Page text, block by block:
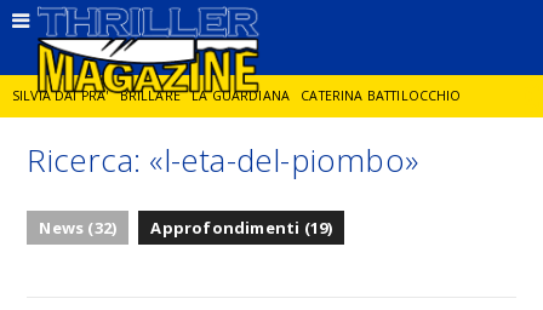
SILVIA DAI PRA' BRILLARE LA GUARDIANA CATERINA BATTILOCCHIO
JORGE DIAZ LA SPIA DELITTO IN CORNICE GIANCARLO DE CATALDO
Ricerca: «l-eta-del-piombo»
News (32) Approfondimenti (19)